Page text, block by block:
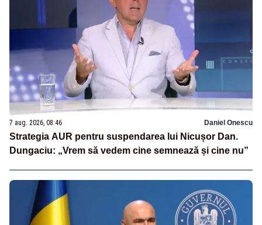
7 aug. 2026, 08:46 Daniel Onescu
Strategia AUR pentru suspendarea lui Nicușor Dan.
Dungaciu: „Vrem să vedem cine semnează și cine nu”